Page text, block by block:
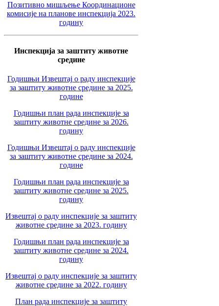
Позитивно мишљење Координационе
комисије на планове инспекција 2023.
годину
Инспекција за заштиту животне
средине
Годишњи Извештај о раду инспекције
за заштиту животне средине за 2025.
године
Годишњи план рада инспекције за
заштиту животне средине за 2026.
годину
Годишњи Извештај о раду инспекције
за заштиту животне средине за 2024.
године
Годишњи план рада инспекције за
заштиту животне средине за 2025.
годину
Извештај о раду инспекције за заштиту
животне средине за 2023. годину
Годишњи план рада инспекције за
заштиту животне средине за 2024.
годину
Извештај о раду инспекције за заштиту
животне средине за 2022. годину
План рада инспекције за заштиту